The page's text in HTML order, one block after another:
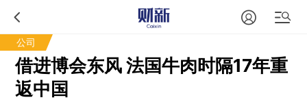
公司
借进博会东风 法国牛肉时隔17年重
返中国